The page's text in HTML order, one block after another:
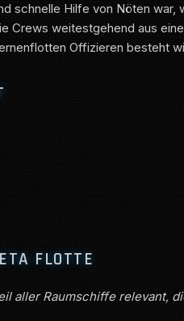
schnelle Hilfe von Nöten
Crews weitestgehend aus
Offizieren besteht
FLOTTE
aller Raumschiffe relevant,